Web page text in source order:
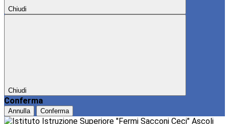
Chiudi
Chiudi
Conferma
Annulla Conferma